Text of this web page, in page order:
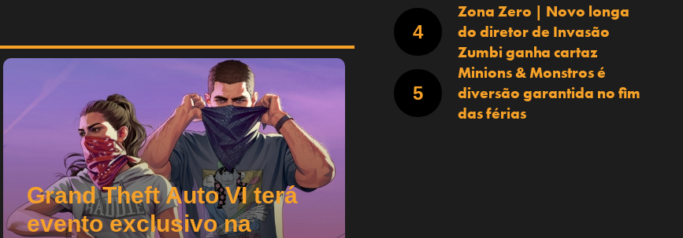
Grand Theft Auto VI terá
evento exclusivo na
Zona Zero | Novo longa
do diretor de Invasão
Zumbi ganha cartaz
Minions & Monstros é
diversão garantida no fim
das férias